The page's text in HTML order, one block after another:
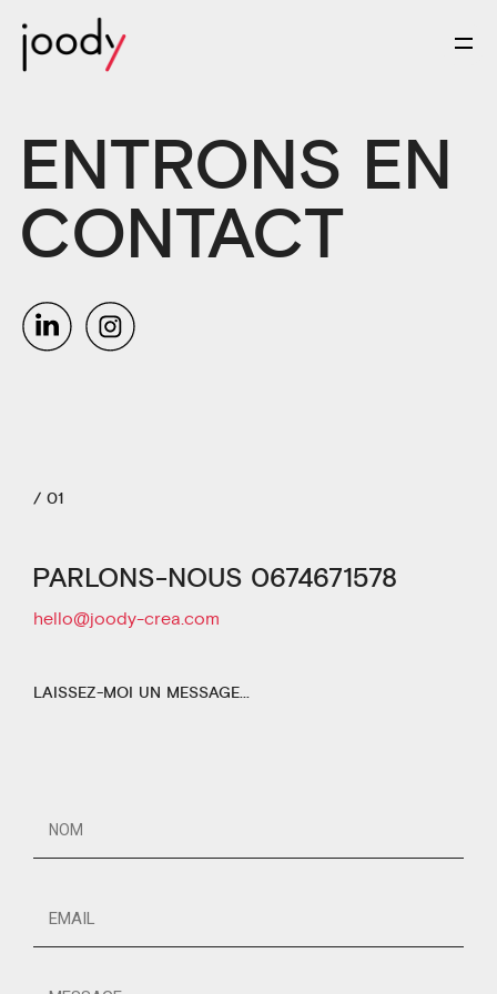
ENTRONS EN
CONTACT
/ 01
PARLONS-NOUS 0674671578
hello@joody-crea.com
LAISSEZ-MOI UN MESSAGE...